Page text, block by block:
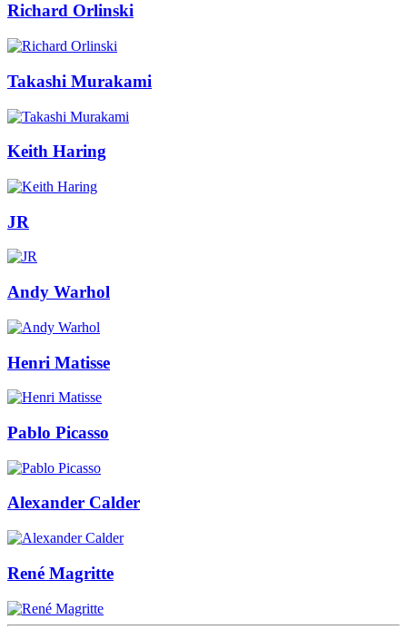
Richard Orlinski
Takashi Murakami
Keith Haring
JR
Andy Warhol
Henri Matisse
Pablo Picasso
Alexander Calder
René Magritte